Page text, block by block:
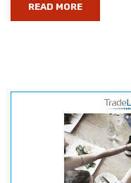
READ MORE